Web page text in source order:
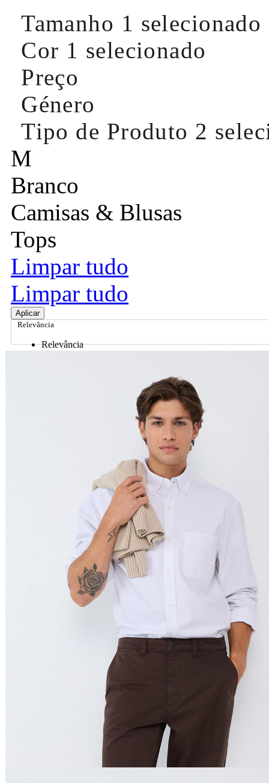
Tamanho 1 selecionado
Cor 1 selecionado
Preço
Género
Tipo de Produto 2
M
Branco
Camisas & Blusas
Tops
Limpar tudo
Limpar tudo
Aplicar
Relevância
Relevância
Nome do Produto A - Z
Nome do Produto Z - A